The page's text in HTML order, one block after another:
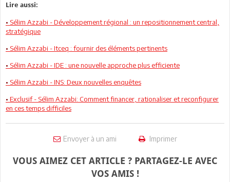
Lire aussi:
• Sélim Azzabi - Développement régional : un repositionnement central,
stratégique
• Sélim Azzabi - Itceq : fournir des éléments pertinents
• Sélim Azzabi - IDE : une nouvelle approche plus efficiente
• Sélim Azzabi - INS: Deux nouvelles enquêtes
• Exclusif - Sélim Azzabi: Comment financer, rationaliser et reconfigurer
en ces temps difficiles
Envoyer à un ami Imprimer
VOUS AIMEZ CET ARTICLE ? PARTAGEZ-LE AVEC
VOS AMIS !